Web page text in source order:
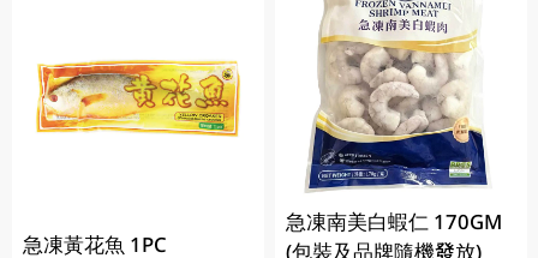
急凍黃花魚 1PC
急凍南美白蝦仁 170GM
(包裝及品牌隨機發放)